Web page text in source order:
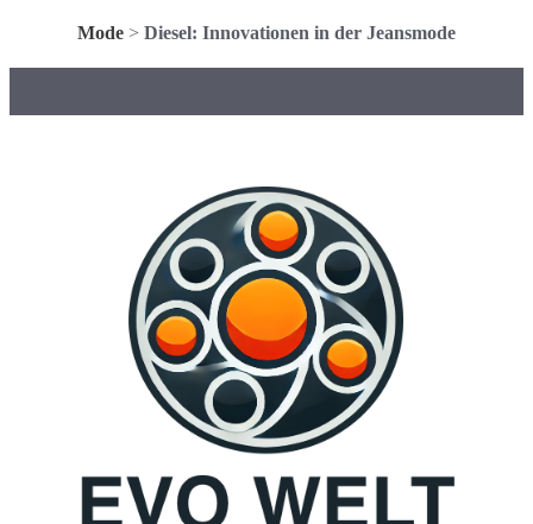
Mode > Diesel: Innovationen in der Jeansmode